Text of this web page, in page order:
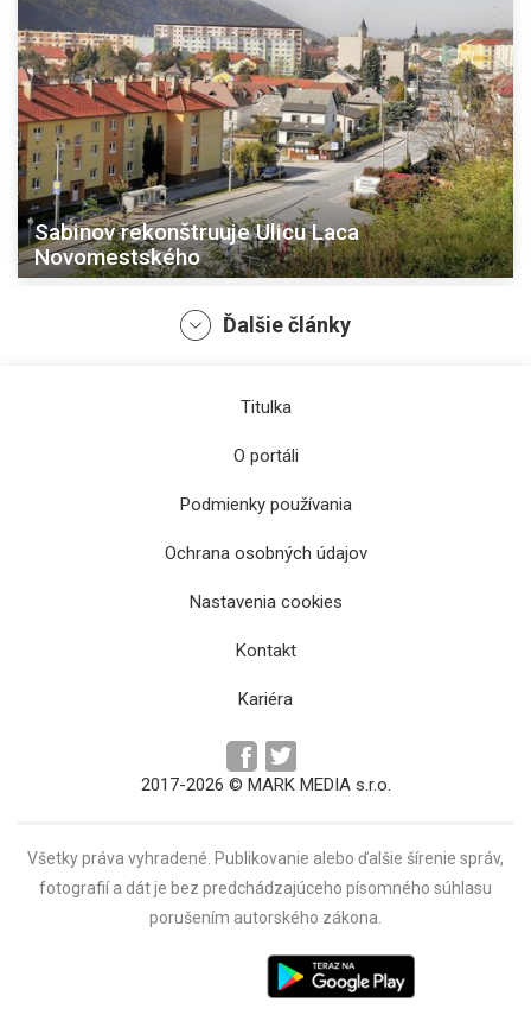
Sabinov rekonštruuje Ulicu Laca
Novomestského
Talentcentrum pomôže žiakom z Košického
kraja s výberom strednej školy
Ďalšie články
Titulka
O portáli
Podmienky používania
Ochrana osobných údajov
Nastavenia cookies
Kontakt
Kariéra
2017-2026 © MARK MEDIA s.r.o.
Všetky práva vyhradené. Publikovanie alebo ďalšie šírenie správ,
fotografií a dát je bez predchádzajúceho písomného súhlasu
porušením autorského zákona.